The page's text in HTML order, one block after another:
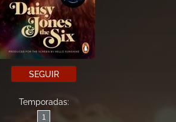
SEGUIR
Temporadas:
1